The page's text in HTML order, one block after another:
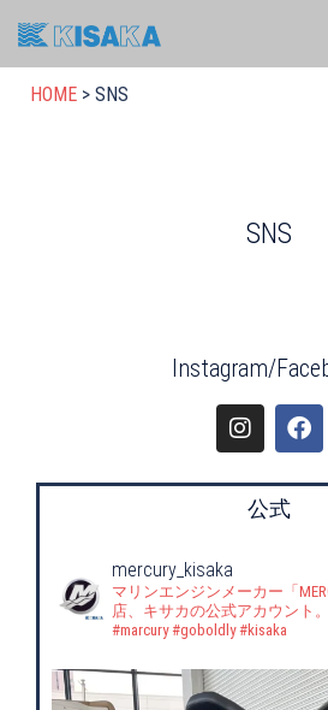
HOME > SNS
SNS
Instagram/
公式
mercury_kisaka
マリンエンジンメーカー「
店、キサカの公式アカウント。
#marcury #goboldly #kisaka